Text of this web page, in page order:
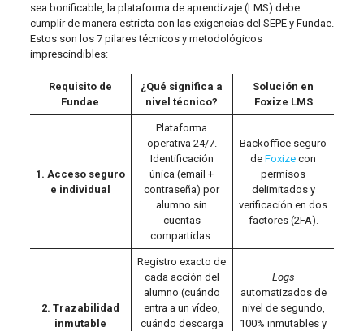
sea bonificable, la plataforma de aprendizaje (LMS) debe
cumplir de manera estricta con las exigencias del SEPE y Fundae.
Estos son los 7 pilares técnicos y metodológicos
imprescindibles:
Requisito de
Fundae
¿Qué significa a
nivel técnico?
Solución en
Foxize LMS
1. Acceso seguro
e individual
Plataforma
operativa 24/7.
Identificación
única (email +
contraseña) por
alumno sin
cuentas
compartidas.
Backoffice seguro
de Foxize con
permisos
delimitados y
verificación en dos
factores (2FA).
2. Trazabilidad
inmutable
Registro exacto de
cada acción del
alumno (cuándo
entra a un vídeo,
cuándo descarga
Logs
automatizados de
nivel de segundo,
100% inmutables y